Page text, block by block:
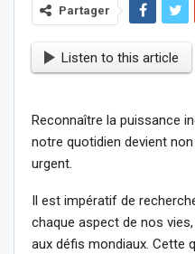
Partager
Listen to this article
Reconnaître la puissance
notre quotidien devient
urgent.
Il est impératif de
chaque aspect de nos
aux défis mondiaux. Cette